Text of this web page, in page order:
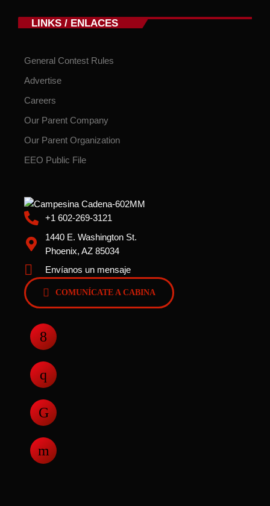
LINKS / ENLACES
General Contest Rules
Advertise
Careers
Our Parent Company
Our Parent Organization
EEO Public File
+1 602-269-3121
1440 E. Washington St.
Phoenix, AZ 85034
Envíanos un mensaje
COMUNÍCATE A CABINA